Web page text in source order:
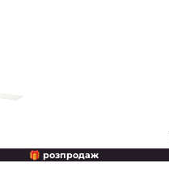
🎁 розпродаж